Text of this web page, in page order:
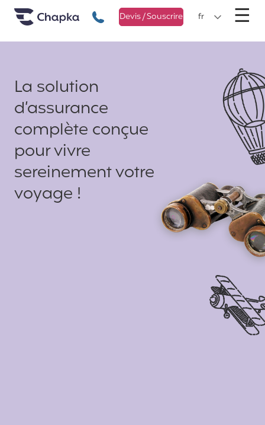
Chapka Assurances Voyages
+33 1 74 85 50 50
Devis / Souscrire fr ☰
La solution
d’assurance
complète conçue
pour vivre
sereinement votre
voyage !